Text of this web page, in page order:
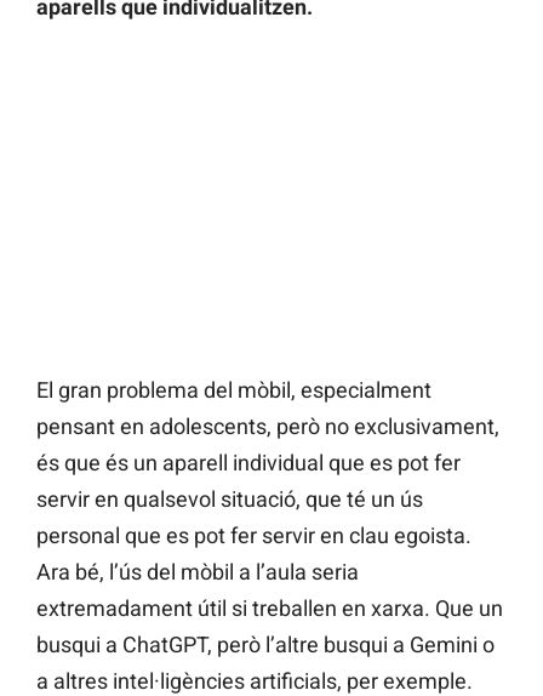
aparells que individualitzen.
El gran problema del mòbil, especialment
pensant en adolescents, però no exclusivament,
és que és un aparell individual que es pot fer
servir en qualsevol situació, que té un ús
personal que es pot fer servir en clau egoista.
Ara bé, l’ús del mòbil a l’aula seria
extremadament útil si treballen en xarxa. Que un
busqui a ChatGPT, però l’altre busqui a Gemini o
a altres intel·ligències artificials, per exemple.